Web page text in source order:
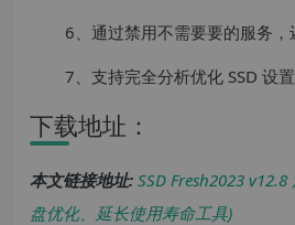
6、通过禁用不需要要的服务
7、支持完全分析优化 SSD 设置
下载地址：
本文链接地址: SSD Fresh2023
盘优化、延长使用寿命工具)